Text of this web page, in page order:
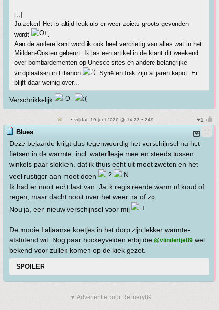
[..]
Ja zeker! Het is altijd leuk als er weer zoiets groots gevonden
wordt
.
Aan de andere kant word ik ook heel verdrietig van alles wat in het
Midden-Oosten gebeurt. Ik las een artikel in de krant dit weekend
over bombardementen op Unesco-sites en andere belangrijke
vindplaatsen in Libanon
. Syrië en Irak zijn al jaren kapot. Er
blijft daar weinig over...
Verschrikkelijk
• vrijdag 19 juni 2026 @ 14:23 • 249
Blues
Deze bejaarde krijgt dus tegenwoordig het verschijnsel na het
fietsen in de warmte, incl. waterflesje mee en steeds tussen
winkels paar slokken, dat ik thuis echt uit moet zweten en het
veel rustiger aan moet doen
Ik had er nooit echt last van. Ja ik registreerde warm of koud of
regen, maar dacht nooit over het weer na of zo.
Nou ja, een nieuw verschijnsel voor mij
De mooie Italiaanse koetjes in het dorp zijn lekker warmte-
afstotend wit. Nog paar hockeyvelden erbij die @vlindertje89 wel
bekend voor zullen komen op de kiek gezet.
SPOILER
▼ Advertentie door Refinery89